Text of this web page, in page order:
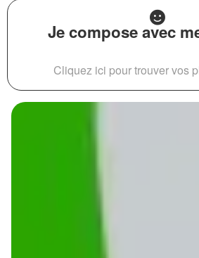
Je compose avec
Cliquez ici pour trouver vos